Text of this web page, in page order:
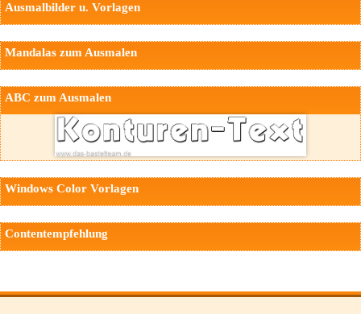
Ausmalbilder u. Vorlagen
Mandalas zum Ausmalen
ABC zum Ausmalen
Windows Color Vorlagen
Contentempfehlung